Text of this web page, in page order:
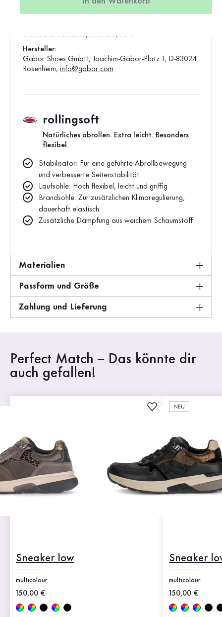
Standard-Verkaufspreis: 150,00 €
Hersteller:
Gabor Shoes GmbH, Joachim-Gabor-Platz 1, D-83024
Rosenheim, info@gabor.com
rollingsoft
Natürliches abrollen. Extra leicht. Besonders
flexibel.
Stabilisator: Für eine geführte Abrollbewegung
und verbesserte Seitenstabilität
Laufsohle: Hoch flexibel, leicht und griffig
Brandsohle: Zur zusätzlichen Klimaregulierung,
dauerhaft elastisch
Zusätzliche Dämpfung aus weichem Schaumstoff
Materialien
Passform und Größe
Zahlung und Lieferung
Perfect Match – Das könnte dir
auch gefallen!
Sneaker low
multicolour
Neuer Preis
150,00 €
NEU
Sneaker
multicolour
Neuer Preis
150,00 €